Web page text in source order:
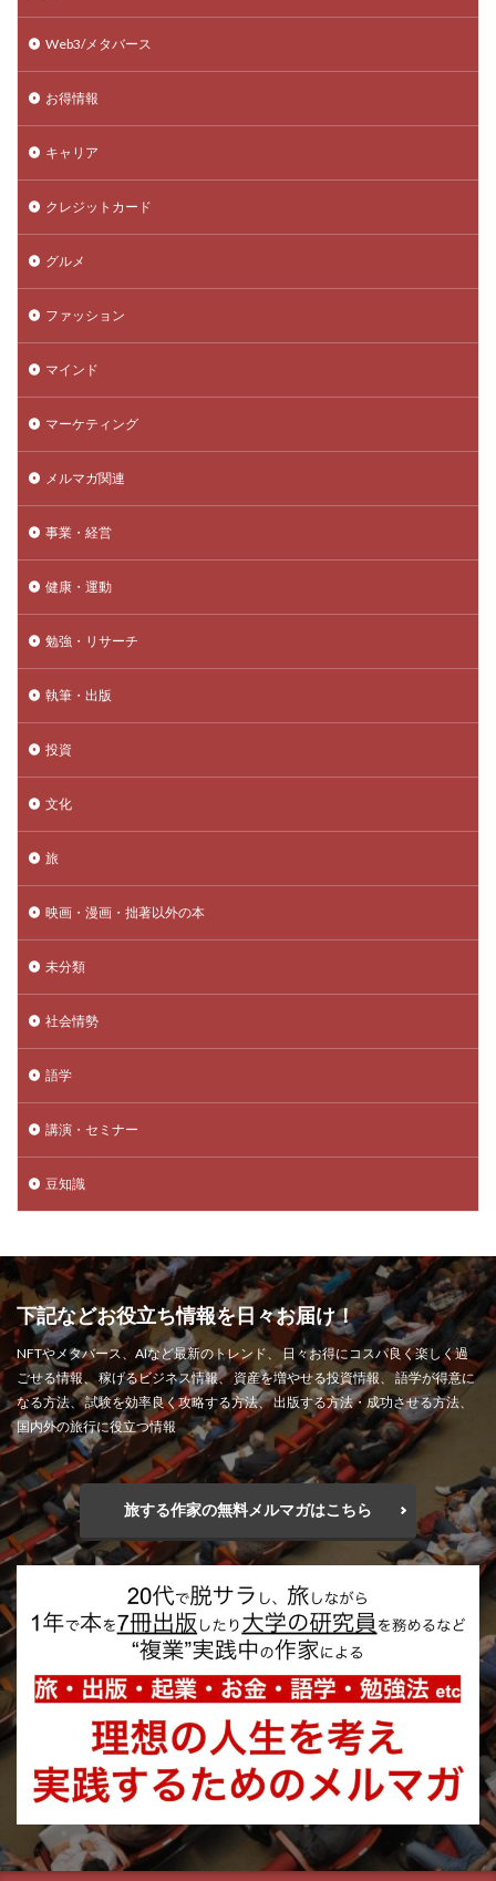
Web3/メタバース
お得情報
キャリア
クレジットカード
グルメ
ファッション
マインド
マーケティング
メルマガ関連
事業・経営
健康・運動
勉強・リサーチ
執筆・出版
投資
文化
旅
映画・漫画・拙著以外の本
未分類
社会情勢
語学
講演・セミナー
豆知識
下記などお役立ち情報を日々お届け！
NFTやメタバース、AIなど最新のトレンド、 日々お得にコスパ良く楽しく過
ごせる情報、 稼げるビジネス情報、 資産を増やせる投資情報、 語学が得意に
なる方法、 試験を効率良く攻略する方法、 出版する方法・成功させる方法、
国内外の旅行に役立つ情報
旅する作家の無料メルマガはこちら